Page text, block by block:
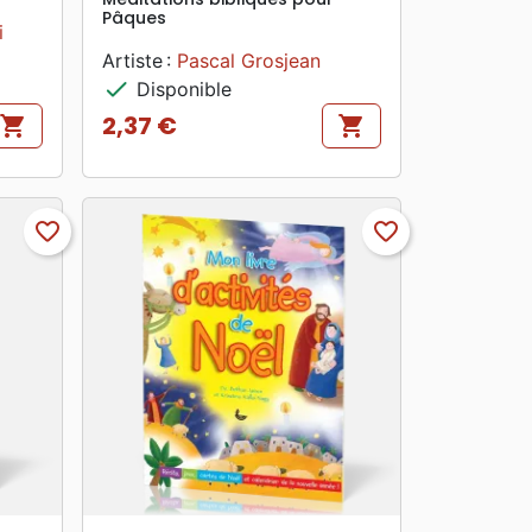
shopping_cart
Pâques
Artiste : Pascal Grosjean
check Disponible
Prix
2,37 € shopping_cart
favorite_border favorite_border